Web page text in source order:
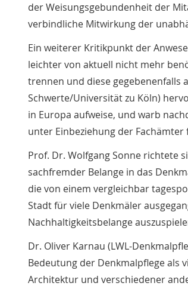
der Weisungsgebundenheit der
verbindliche Mitwirkung der
Ein weiterer Kritikpunkt der
leichter von aktuell nicht mehr
trennen und diese gegebenenfalls
Schwerte/Universität zu Köln)
in Europa aufweise, und warb
unter Einbeziehung der
Prof. Dr. Wolfgang Sonne richtete
sachfremder Belange in das
die von einem vergleichbar
Stadt für viele Denkmäler
Nachhaltigkeitsbelange
Dr. Oliver Karnau (LWL-
Bedeutung der Denkmalpflege als
Architektur und verschiedener